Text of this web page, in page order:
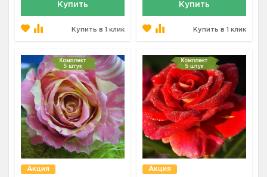
Купить
Купить в 1 клик
Купить
Купить в 1 клик
Акция Акция